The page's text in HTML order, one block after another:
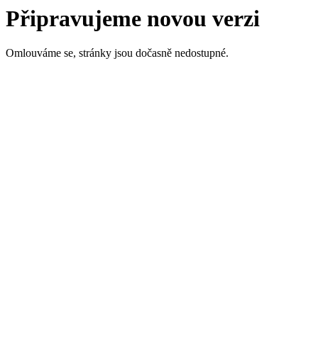
Připravujeme novou verzi
Omlouváme se, stránky jsou dočasně nedostupné.